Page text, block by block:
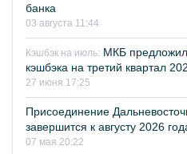
банка
03 августа 11:44
Кэшбэк на июль: МКБ предложил
кэшбэка на третий квартал
27 июня 17:25
Присоединение
завершится к августу 2026
07 мая 20:22